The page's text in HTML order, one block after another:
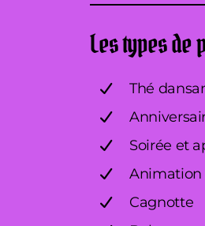
Les types de
Thé
Soirée et
Animation
Cagnotte